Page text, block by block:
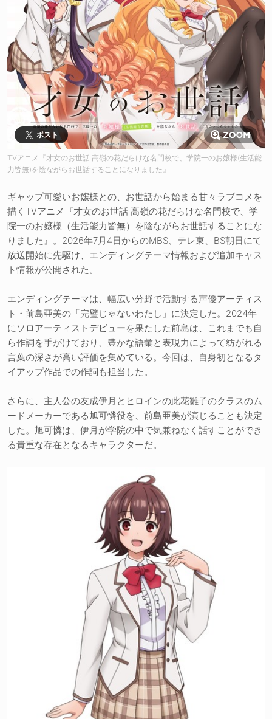
ポスト
TVアニメ『才女のお世話 高嶺の花だらけな名門校で、学院一のお嬢様(生活能
力皆無)を陰ながらお世話することになりました』
ギャップ可愛いお嬢様との、お世話から始まる甘々ラブコメを
描くTVアニメ『才女のお世話 高嶺の花だらけな名門校で、学
院一のお嬢様（生活能力皆無）を陰ながらお世話することにな
りました』。2026年7月4日からのMBS、テレ東、BS朝日にて
放送開始に先駆け、エンディングテーマ情報および追加キャス
ト情報が公開された。
エンディングテーマは、幅広い分野で活動する声優アーティス
ト・前島亜美の「完璧じゃないわたし」に決定した。2024年
にソロアーティストデビューを果たした前島は、これまでも自
ら作詞を手がけており、豊かな語彙と表現力によって紡がれる
言葉の深さが高い評価を集めている。今回は、自身初となるタ
イアップ作品での作詞も担当した。
さらに、主人公の友成伊月とヒロインの此花雛子のクラスのム
ードメーカーである旭可憐役を、前島亜美が演じることも決定
した。旭可憐は、伊月が学院の中で気兼ねなく話すことができ
る貴重な存在となるキャラクターだ。